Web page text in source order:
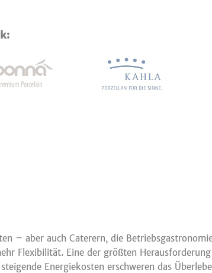
– aber auch Caterern, die
Flexibilität. Eine der größten
Energiekosten erschweren das